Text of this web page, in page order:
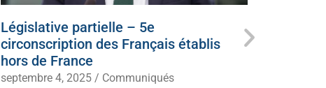
Législative partielle – 5e
circonscription des Français établis
hors de France
septembre 4, 2025 / Communiqués